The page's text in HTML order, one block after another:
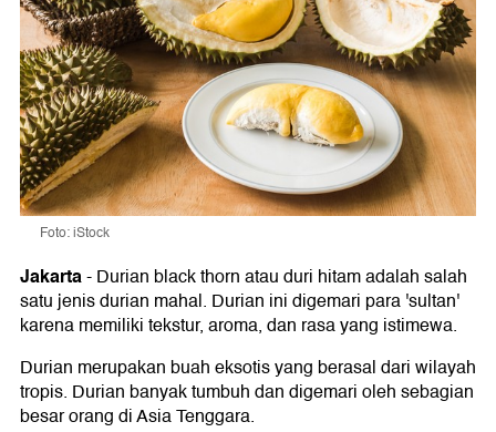
Foto: iStock
Jakarta-Durian black thorn atau duri hitam adalah salah
satu jenis durian mahal. Durian ini digemari para 'sultan'
karena memiliki tekstur, aroma, dan rasa yang istimewa.
Durian merupakan buah eksotis yang berasal dari wilayah
tropis. Durian banyak tumbuh dan digemari oleh sebagian
besar orang di Asia Tenggara.